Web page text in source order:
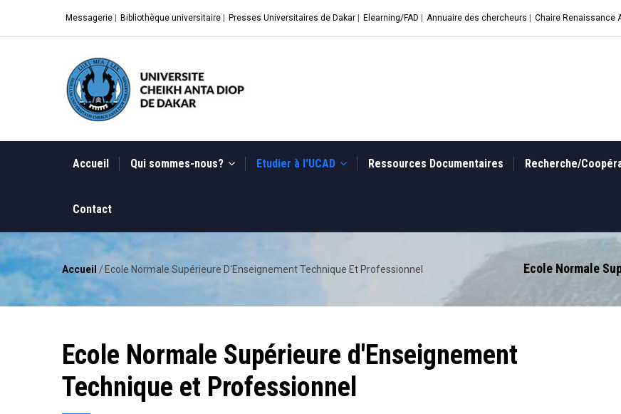
Messagerie Bibliothèque universitaire Presses Universitaires de Dakar Elearning/FAD Annuaire des chercheurs Chaire Renaissance
NAVIGATION
Accueil Qui sommes-nous? Etudier à l'UCAD Ressources Documentaires Recherche/
Contact
Ecole Normale
Fil
d'Ariane
Accueil / Ecole Normale Supérieure D'Enseignement Technique Et Professionnel
Ecole Normale Supérieure d'Enseignement
Technique et Professionnel